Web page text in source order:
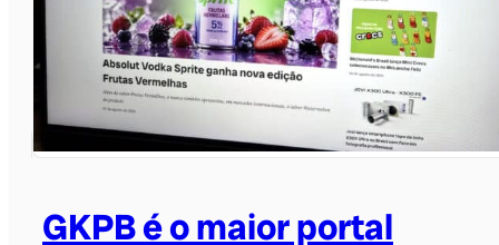
GKPB é o maior portal